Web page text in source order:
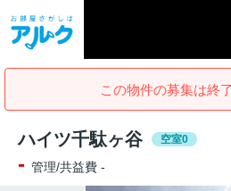
この物件の募集は終
ハイツ千駄ヶ谷 空室0
- 管理/共益費 -